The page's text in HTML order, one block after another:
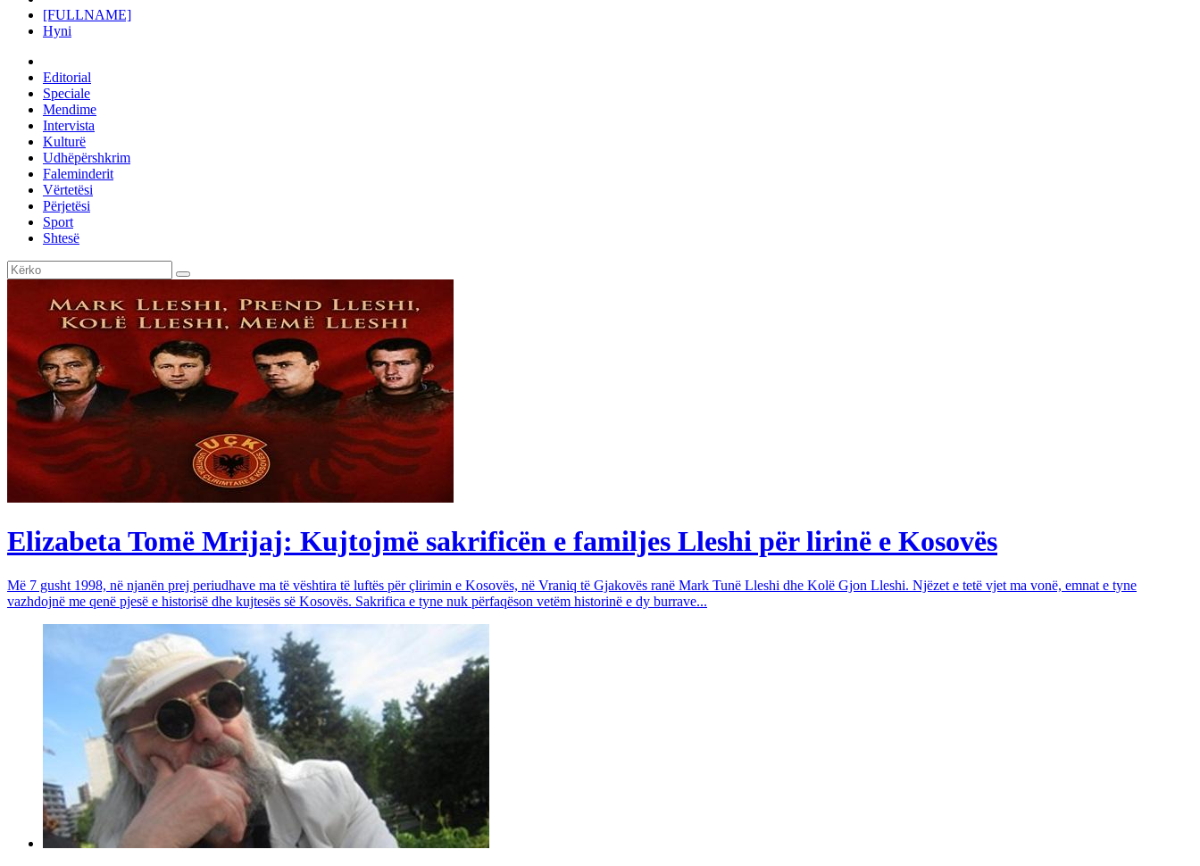
[FULLNAME]
Hyni
Editorial
Speciale
Mendime
Intervista
Kulturë
Udhëpërshkrim
Faleminderit
Vërtetësi
Përjetësi
Sport
Shtesë
Elizabeta Tomë Mrijaj: Kujtojmë sakrificën e familjes Lleshi për lirinë e Kosovës
Më 7 gusht 1998, në njanën prej periudhave ma të vështira të luftës për çlirimin e Kosovës, në Vraniq të Gjakovës ranë Mark Tunë Lleshi dhe Kolë Gjon Lleshi. Njëzet e tetë vjet ma vonë, emnat e tyne
vazhdojnë me qenë pjesë e historisë dhe kujtesës së Kosovës. Sakrifica e tyne nuk përfaqëson vetëm historinë e dy burrave...